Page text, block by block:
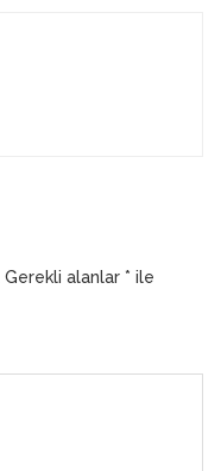
Gerekli alanlar * ile